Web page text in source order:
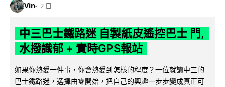
Vin 2 日
中三巴士鐵路迷 自製紙皮遙控巴士 門,
水撥識郁 + 實時GPS報站
如果你熱愛一件事，你會熱愛到怎樣的程度？一位就讀中三的
巴士鐵路迷，選擇由零開始，把自己的興趣一步步變成真正可